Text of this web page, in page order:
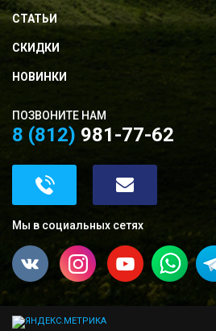
СТАТЬИ
СКИДКИ
НОВИНКИ
ПОЗВОНИТЕ НАМ
8 (812) 981-77-62
Мы в социальных сетях